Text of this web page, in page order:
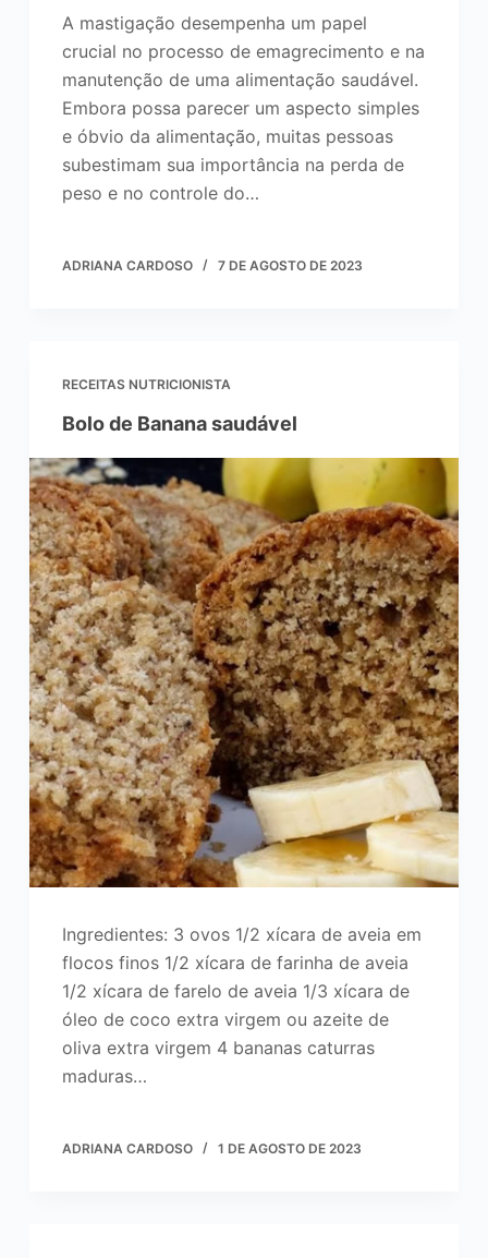
A mastigação desempenha um papel
crucial no processo de emagrecimento e na
manutenção de uma alimentação saudável.
Embora possa parecer um aspecto simples
e óbvio da alimentação, muitas pessoas
subestimam sua importância na perda de
peso e no controle do…
ADRIANA CARDOSO 7 DE AGOSTO DE 2023
RECEITAS NUTRICIONISTA
Bolo de Banana saudável
Ingredientes: 3 ovos 1/2 xícara de aveia em
flocos finos 1/2 xícara de farinha de aveia
1/2 xícara de farelo de aveia 1/3 xícara de
óleo de coco extra virgem ou azeite de
oliva extra virgem 4 bananas caturras
maduras…
ADRIANA CARDOSO 1 DE AGOSTO DE 2023